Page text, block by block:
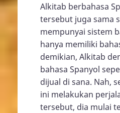
Alkitab berbahasa
tersebut juga sama
mempunyai sistem
hanya memiliki
demikian, Alkitab
bahasa Spanyol
dijual di sana. Nah,
ini melakukan
tersebut, dia mulai